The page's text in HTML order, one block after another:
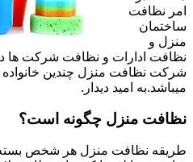
امر نظافت
ساختمان
منزل و
نظافت ادارات و نظافت شرکت ها
شرکت نظافت منزل چندین
میباشد.به امید دیدار.
نظافت منزل چگونه است؟
طریقه نظافت منزل هر شخص بسته